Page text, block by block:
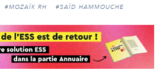
#MOZAÏK RH #SAÏD HAMMOUCHE